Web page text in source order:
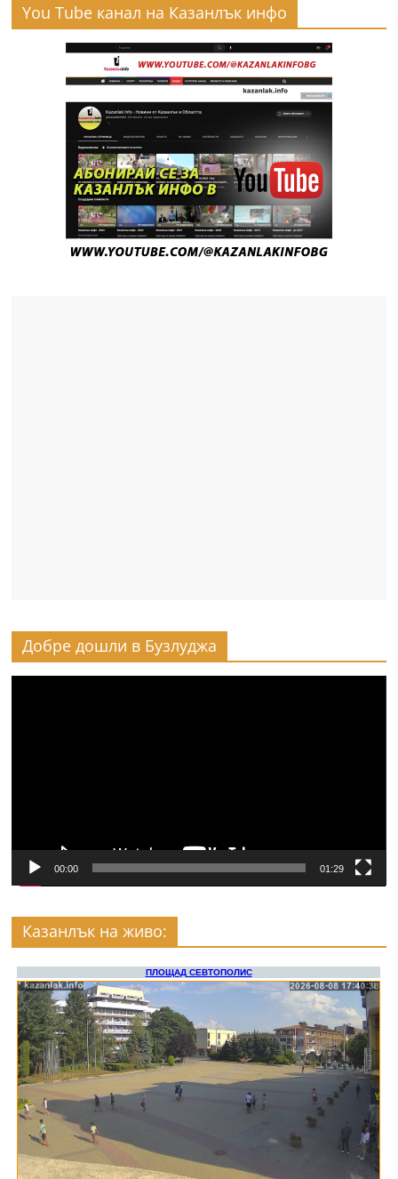
You Tube канал на Казанлък инфо
Добре дошли в Бузлуджа
00:00 01:29
Казанлък на живо: